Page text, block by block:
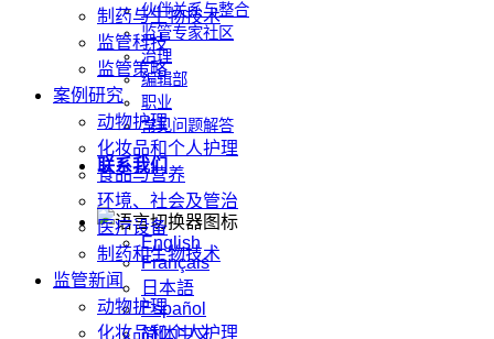
伙伴关系与整合
监管专家社区
治理
编辑部
职业
常见问题解答
联系我们
English
Français
日本語
Español
简体中文
制药与生物技术
监管科技
监管策略
案例研究
动物护理
化妆品和个人护理
食品与营养
环境、社会及管治
医疗设备
制药和生物技术
监管新闻
动物护理
化妆品和个人护理